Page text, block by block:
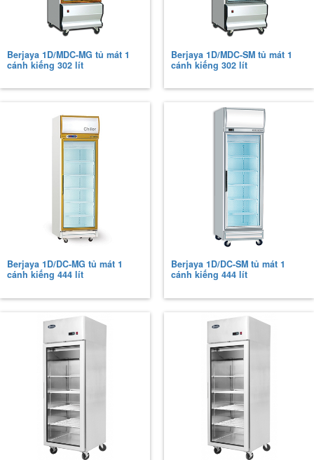
Berjaya 1D/MDC-MG tủ mát 1
cánh kiếng 302 lít
Berjaya 1D/MDC-SM tủ mát 1
cánh kiếng 302 lít
Berjaya 1D/DC-MG tủ mát 1
cánh kiếng 444 lít
Berjaya 1D/DC-SM tủ mát 1
cánh kiếng 444 lít